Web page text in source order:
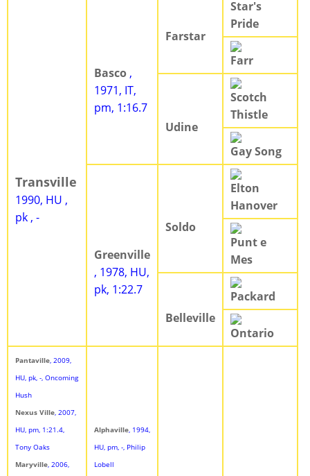
Transville
1990, HU ,
pk , -
Basco ,
1971, IT,
pm, 1:16.7
Farstar
Star's
Pride
Farr
Udine
Scotch
Thistle
Gay Song
Greenville
, 1978, HU,
pk, 1:22.7
Soldo
Elton
Hanover
Punt e
Mes
Belleville
Packard
Ontario
Pantaville, 2009,
HU, pk, -, Oncoming
Hush
Nexus Ville, 2007,
HU, pm, 1:21.4,
Tony Oaks
Maryville, 2006,
Alphaville, 1994,
HU, pm, -, Philip
Lobell